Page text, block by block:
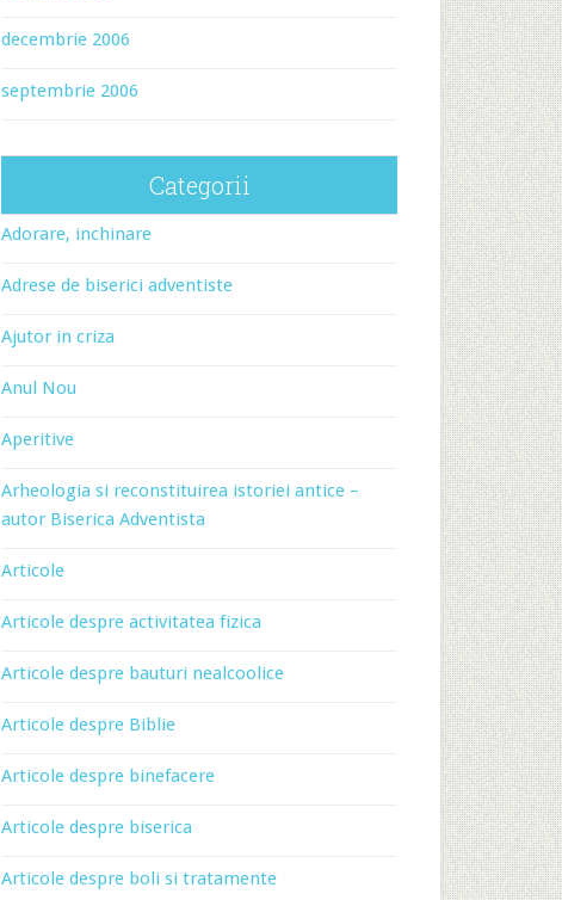
decembrie 2006
septembrie 2006
Categorii
Adorare, inchinare
Adrese de biserici adventiste
Ajutor in criza
Anul Nou
Aperitive
Arheologia si reconstituirea istoriei antice –
autor Biserica Adventista
Articole
Articole despre activitatea fizica
Articole despre bauturi nealcoolice
Articole despre Biblie
Articole despre binefacere
Articole despre biserica
Articole despre boli si tratamente